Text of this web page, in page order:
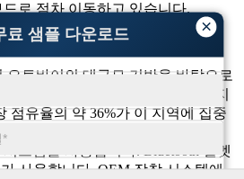
×
료 샘플 다운로드
로 점차 이동하고 있습니다.
오토바이의 대규모 기반을 바탕으로
스템 시장에서 강력한 위치를 차지
점유율의 약 36%가 이 지역에 집중
더의 약 61%가 내비게이션 및 통
스템을 사용합니다. Bluetooth 헬멧
사용합니다. OEM 장착 시스템에